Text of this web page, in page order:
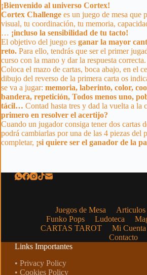
¡Bienvenido al universo Cortex!
Cortex Challenge es un juego de mesa que
visual, tu coordinación, tu memoria,
… ¡incluso la sensibilidad de tu tacto!
El objetivo del juego es ganar la mayor
reto. Para ello, tendrás que ser el primer
curso con la mano y dar la respuesta correcta.
Coloca el mazo de cartas, boca abajo, en el
dibujo del reverso de la primera carta os
se va a jugar: memoria, laberinto, color,
bandera, repetición, Todos menos uno,
tácil… Contad hasta tres y dad la vuelta a la
primero en resolver el acertijo?
Cuando un jugador consiga tener dos cartas
podrá cambiarlas por una de las 4 piezas del
completar, ¡si quiere ser el ganador de la
Juegos de Mesa Articulos
Funko Pops
Ludoteca
CARTAS TAROT
Mi Cuenta
Contacto
Links Importantes
• Privacy Policy
• Cookies Policy